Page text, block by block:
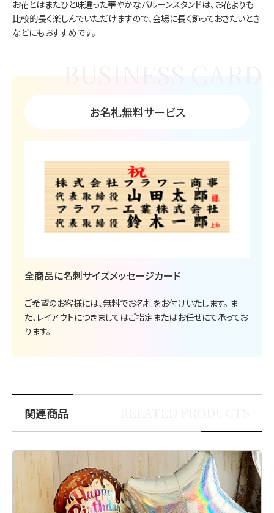
お花とはまたひと味違った華やかなバルーンスタンドは、お花よりも
比較的長く楽しんでいただけますので、会場に長く飾っておきたいとき
などにもおすすめです。
お名札無料サービス
全商品に名刺サイズメッセージカード
ご希望のお客様には、無料でお名札をお付けいたします。 ま
た、レイアウトにつきましてはご指定またはお任せにて承ってお
ります。
関連商品